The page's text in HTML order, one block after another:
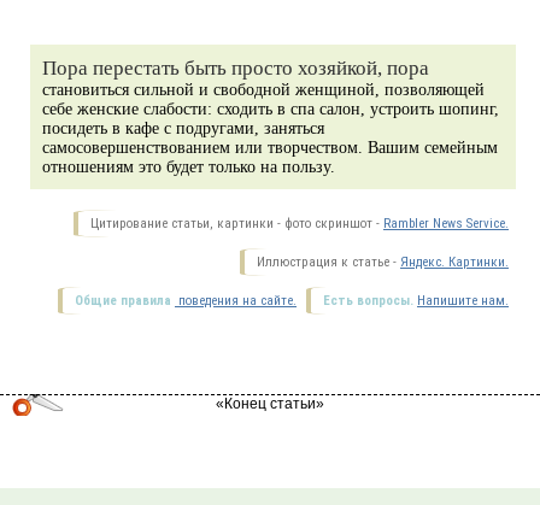
Пора перестать быть просто хозяйкой, пора
становиться сильной и свободной женщиной, позволяющей
себе женские слабости: сходить в спа салон, устроить шопинг,
посидеть в кафе с подругами, заняться
самосовершенствованием или творчеством. Вашим семейным
отношениям это будет только на пользу.
Цитирование статьи, картинки - фото скриншот - Rambler News Service.
Иллюстрация к статье - Яндекс. Картинки.
Есть вопросы. Напишите нам.
Общие правила поведения на сайте.